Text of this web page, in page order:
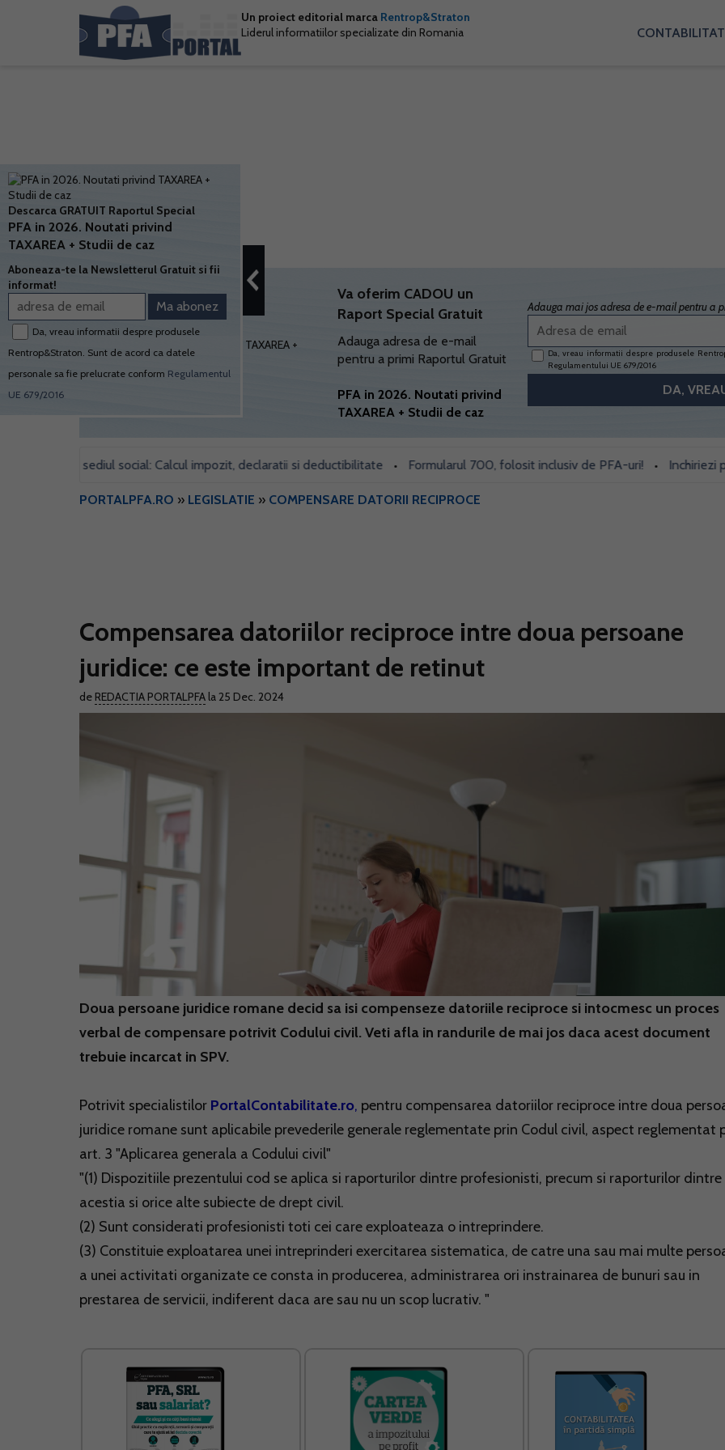
Un proiect editorial marca Rentrop&Straton
Liderul informatiilor specializate din Romania
Va oferim CADOU un
Raport Special Gratuit
Adauga adresa de e-mail
pentru a primi Raportul Gratuit
PFA in 2026. Noutati privind
TAXAREA + Studii de caz
Adauga mai jos adresa de e-mail pentru a
Da, vreau informatii despre produsele
Regulamentului UE 679/2016
pentru sediul social: Calcul impozit, declaratii si deductibilitate • Formularul 700, folosit inclusiv de PFA-uri! • Inchiriezi prin
PORTALPFA.RO » LEGISLATIE » COMPENSARE DATORII RECIPROCE
Compensarea datoriilor reciproce intre doua persoane
juridice: ce este important de retinut
de REDACTIA PORTALPFA la 25 Dec. 2024
Doua persoane juridice romane decid sa isi compenseze datoriile reciproce si intocmesc un proces
verbal de compensare potrivit Codului civil. Veti afla in randurile de mai jos daca acest document
trebuie incarcat in SPV.
Potrivit specialistilor PortalContabilitate.ro, pentru compensarea datoriilor reciproce intre doua
juridice romane sunt aplicabile prevederile generale reglementate prin Codul civil, aspect reglementat
art. 3 "Aplicarea generala a Codului civil"
"(1) Dispozitiile prezentului cod se aplica si raporturilor dintre profesionisti, precum si raporturilor dintre
acestia si orice alte subiecte de drept civil.
(2) Sunt considerati profesionisti toti cei care exploateaza o intreprindere.
(3) Constituie exploatarea unei intreprinderi exercitarea sistematica, de catre una sau mai multe
a unei activitati organizate ce consta in producerea, administrarea ori instrainarea de bunuri sau in
prestarea de servicii, indiferent daca are sau nu un scop lucrativ. "
Descarca GRATUIT Raportul Special
PFA in 2026. Noutati privind
TAXAREA + Studii de caz
Aboneaza-te la Newsletterul Gratuit si fii
informat!
Da, vreau informatii despre produsele
Rentrop&Straton. Sunt de acord ca datele
personale sa fie prelucrate conform Regulamentul
UE 679/2016